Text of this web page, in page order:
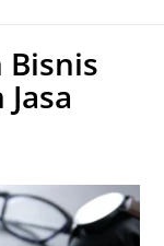
Bisnis